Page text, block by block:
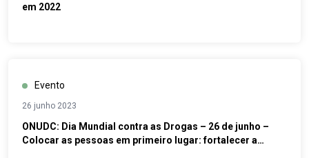
em 2022
Evento
26 junho 2023
ONUDC: Dia Mundial contra as Drogas – 26 de junho –
Colocar as pessoas em primeiro lugar: fortalecer a